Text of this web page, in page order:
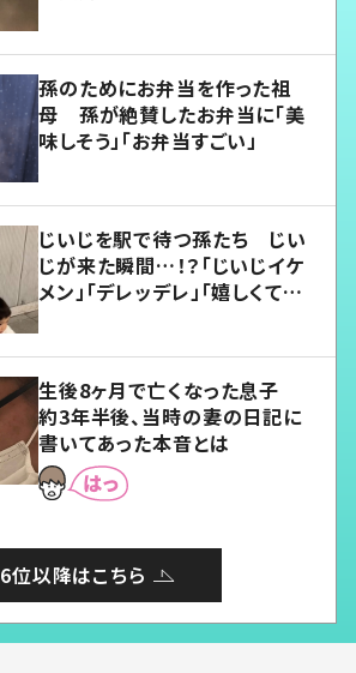
孫のためにお弁当を作った祖
母 孫が絶賛したお弁当に「美
味しそう」「お弁当すごい」
じいじを駅で待つ孫たち じい
じが来た瞬間…！？「じいじイケ
メン」「デレッデレ」「嬉しくて可
生後8ヶ月で亡くなった息子
約3年半後、当時の妻の日記に
書いてあった本音とは
6位以降はこちら